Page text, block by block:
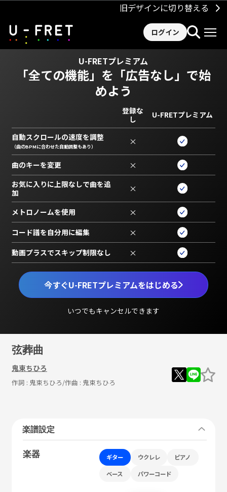
旧デザインに切り替える
ログイン
U-FRETプレミアム
「全ての機能」を 「広告なし」で始
めよう
今すぐU-FRETプレミアムをはじめる
いつでもキャンセルできます
登録な
し
U-FRETプレミアム
自動スクロールの速度を調整
（曲のBPMに合わせた自動調整もあり） ×
曲のキーを変更 ×
お気に入りに上限なしで曲を追
加
×
メトロノームを使用 ×
コード譜を自分用に編集 ×
動画プラスでスキップ制限なし ×
弦葬曲
鬼束ちひろ
作詞 : 鬼束ちひろ/作曲 : 鬼束ちひろ
楽譜設定
楽器 ギター ウクレレ ピアノ
ベース パワーコード